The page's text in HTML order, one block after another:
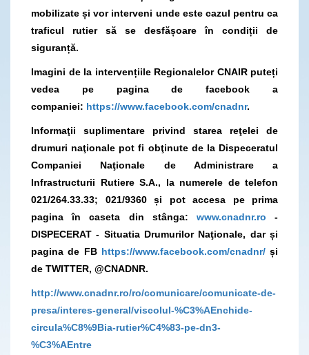
mobilizate și vor interveni unde este cazul pentru ca
traficul rutier să se desfășoare în condiții de
siguranță.
Imagini de la intervențiile Regionalelor CNAIR puteți
vedea pe pagina de facebook a
companiei: https://www.facebook.com/cnadnr.
Informaţii suplimentare privind starea reţelei de
drumuri naţionale pot fi obţinute de la Dispeceratul
Companiei Naţionale de Administrare a
Infrastructurii Rutiere S.A., la numerele de telefon
021/264.33.33; 021/9360 și pot accesa pe prima
pagina în caseta din stânga: www.cnadnr.ro -
DISPECERAT - Situatia Drumurilor Naţionale, dar și
pagina de FB https://www.facebook.com/cnadnr/și
de TWITTER, @CNADNR.
http://www.cnadnr.ro/ro/comunicare/comunicate-de-
presa/interes-general/viscolul-%C3%AEnchide-
circula%C8%9Bia-rutier%C4%83-pe-dn3-
%C3%AEntre